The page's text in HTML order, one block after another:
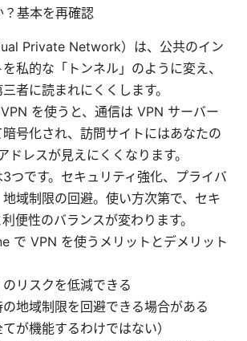
基本を再確認
Private Network）は、公共のイン
私的な「トンネル」のように変え、
者に読まれにくくします。
を使うと、通信は VPN サーバー
号化され、訪問サイトにはあなたの
ドレスが見えにくくなります。
つです。セキュリティ強化、プライバ
地域制限の回避。使い方次第で、セキ
便性のバランスが変わります。
で VPN を使うメリットとデメリット
のリスクを低減できる
地域制限を回避できる場合がある
てが機能するわけではない）